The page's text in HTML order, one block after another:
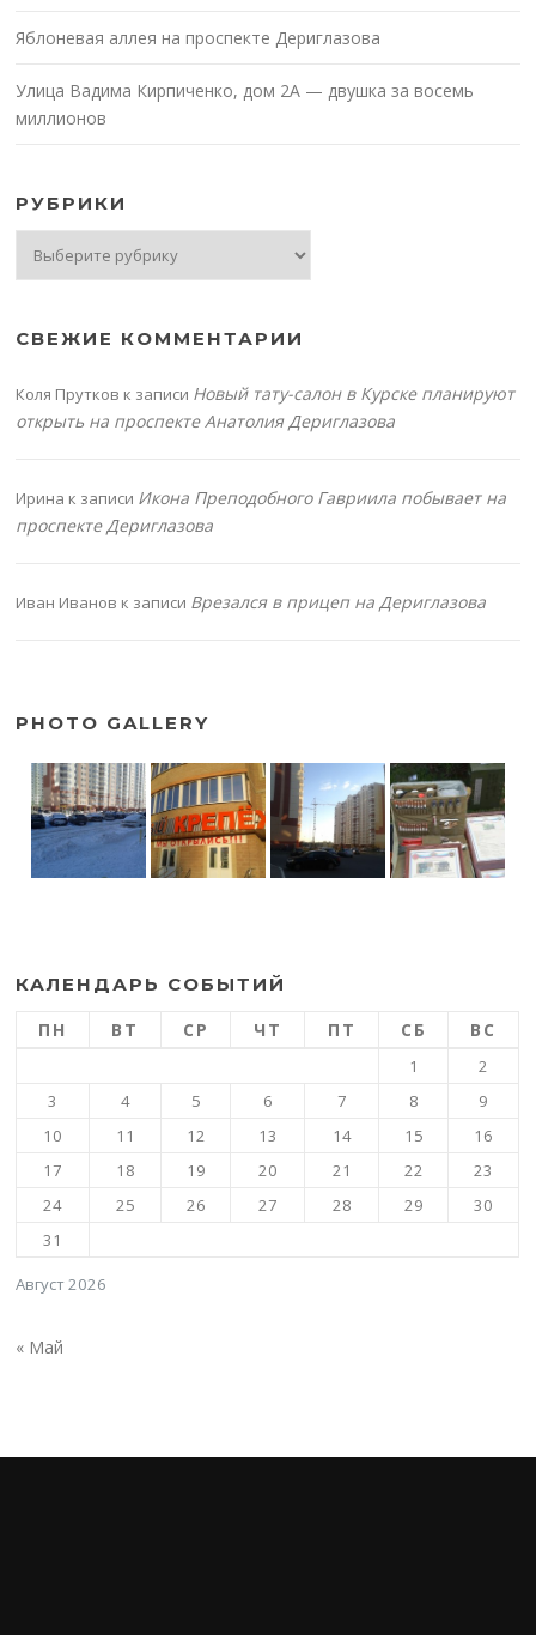
Яблоневая аллея на проспекте Дериглазова
Улица Вадима Кирпиченко, дом 2А — двушка за восемь
миллионов
РУБРИКИ
СВЕЖИЕ КОММЕНТАРИИ
Коля Прутков к записи Новый тату-салон в Курске планируют
открыть на проспекте Анатолия Дериглазова
Ирина к записи Икона Преподобного Гавриила побывает на
проспекте Дериглазова
Иван Иванов к записи Врезался в прицеп на Дериглазова
PHOTO GALLERY
КАЛЕНДАРЬ СОБЫТИЙ
Август 2026
ПН ВТ СР ЧТ ПТ СБ ВС
1
2
3
4 5 6 7 8
9
10
11 12 13 14 15
16
17
18 19 20 21 22
23
24
25 26 27 28 29
30
31
« Май